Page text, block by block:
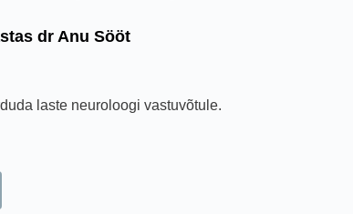
dr Anu Sööt
laste neuroloogi vastuvõtule.